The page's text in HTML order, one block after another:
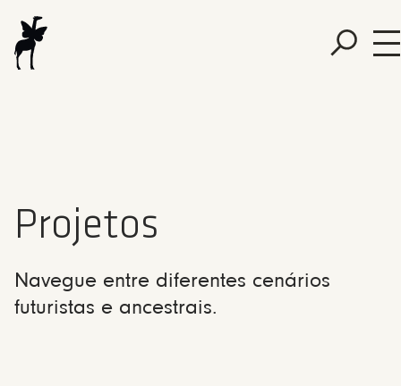
Projetos
Navegue entre diferentes cenários
futuristas e ancestrais.